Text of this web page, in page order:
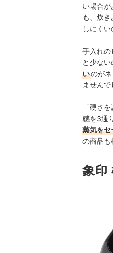
い場合
も、炊
しにくい
手入れ
と少ない
いのが
ませんで
「硬さ
感を3通
蒸気をセ
の商品も
象印